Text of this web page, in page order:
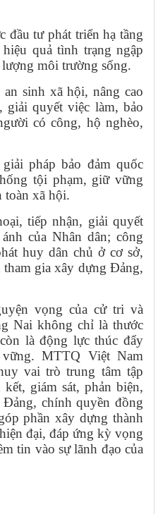
đầu tư phát triển hạ tầng
quả tình trạng ngập
môi trường sống.
sinh xã hội, nâng cao
giải quyết việc làm, bảo
có công, hộ nghèo,
pháp bảo đảm quốc
tội phạm, giữ vững
toàn xã hội.
tiếp nhận, giải quyết
của Nhân dân; công
huy dân chủ ở cơ sở,
tham gia xây dựng Đảng,
vọng của cử tri và
Nai không chỉ là thước
là động lực thúc đẩy
MTTQ Việt Nam
vai trò trung tâm tập
giám sát, phản biện,
chính quyền đồng
phần xây dựng thành
đại, đáp ứng kỳ vọng
tin vào sự lãnh đạo của